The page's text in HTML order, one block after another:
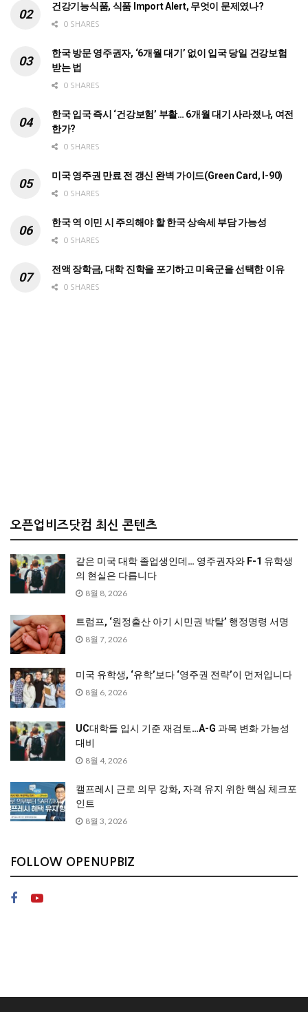
건강기능식품, 식품 Import Alert, 무엇이 문제였나?
0 SHARES
한국 방문 영주권자, ‘6개월 대기’ 없이 입국 당일 건강보험
받는 법
0 SHARES
한국 입국 즉시 ‘건강보험’ 부활… 6개월 대기 사라졌나, 여전
한가?
0 SHARES
미국 영주권 만료 전 갱신 완벽 가이드(Green Card, I-90)
0 SHARES
한국 역 이민 시 주의해야 할 한국 상속세 부담 가능성
0 SHARES
전액 장학금, 대학 진학을 포기하고 미육군을 선택한 이유
0 SHARES
오픈업비즈닷컴 최신 콘텐츠
같은 미국 대학 졸업생인데… 영주권자와 F-1 유학생
의 현실은 다릅니다
8월 8, 2026
트럼프, ‘원정출산 아기 시민권 박탈’ 행정명령 서명
8월 7, 2026
미국 유학생, ‘유학’보다 ‘영주권 전략’이 먼저입니다
8월 6, 2026
UC대학들 입시 기준 재검토…A-G 과목 변화 가능성
대비
8월 4, 2026
캘프레시 근로 의무 강화, 자격 유지 위한 핵심 체크포
인트
8월 3, 2026
FOLLOW OPENUPBIZ